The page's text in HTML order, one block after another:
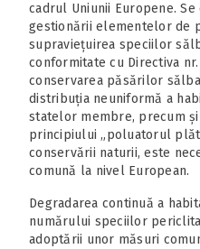
cadrul Uniunii Europene.
gestionării elementelor de
supraviețuirea speciilor
conformitate cu Directiva
conservarea păsărilor
distribuția neuniformă a
statelor membre, precum
principiului „poluatorul
conservării naturii, este
comună la nivel European.
Degradarea continuă a
numărului speciilor
adoptării unor măsuri